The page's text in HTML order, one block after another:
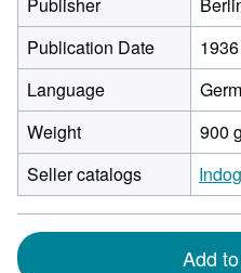
Publication Date
1936
Language
Weight
900
Seller catalogs
Add